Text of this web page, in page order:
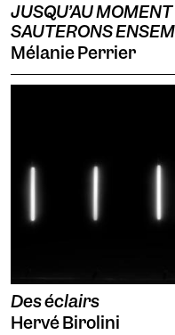
JUSQU’AU
SAUTERONS
Mélanie Perrier
Des éclairs
Hervé Birolini